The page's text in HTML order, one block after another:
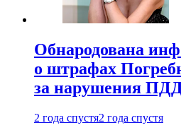
Обнародована
о штрафах
за нарушения
2 года спустя2 года спустя